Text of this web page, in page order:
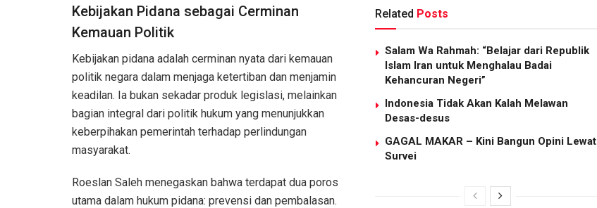
Related Posts
Salam Wa Rahmah: “Belajar dari Republik
Islam Iran untuk Menghalau Badai
Kehancuran Negeri”
Indonesia Tidak Akan Kalah Melawan
Desas-desus
GAGAL MAKAR – Kini Bangun Opini Lewat
Survei
Kebijakan Pidana sebagai Cerminan
Kemauan Politik
Kebijakan pidana adalah cerminan nyata dari kemauan
politik negara dalam menjaga ketertiban dan menjamin
keadilan. Ia bukan sekadar produk legislasi, melainkan
bagian integral dari politik hukum yang menunjukkan
keberpihakan pemerintah terhadap perlindungan
masyarakat.
Roeslan Saleh menegaskan bahwa terdapat dua poros
utama dalam hukum pidana: prevensi dan pembalasan.